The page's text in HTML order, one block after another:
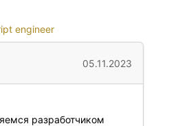
engineer
05.11.2023
разработчиком